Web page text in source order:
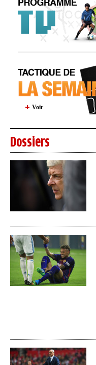
Voir
Dossiers